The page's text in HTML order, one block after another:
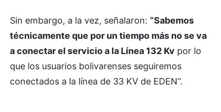
Sin embargo, a la vez, señalaron: “Sabemos
técnicamente que por un tiempo más no se va
a conectar el servicio a la Línea 132 Kv por lo
que los usuarios bolivarenses seguiremos
conectados a la línea de 33 KV de EDEN”.